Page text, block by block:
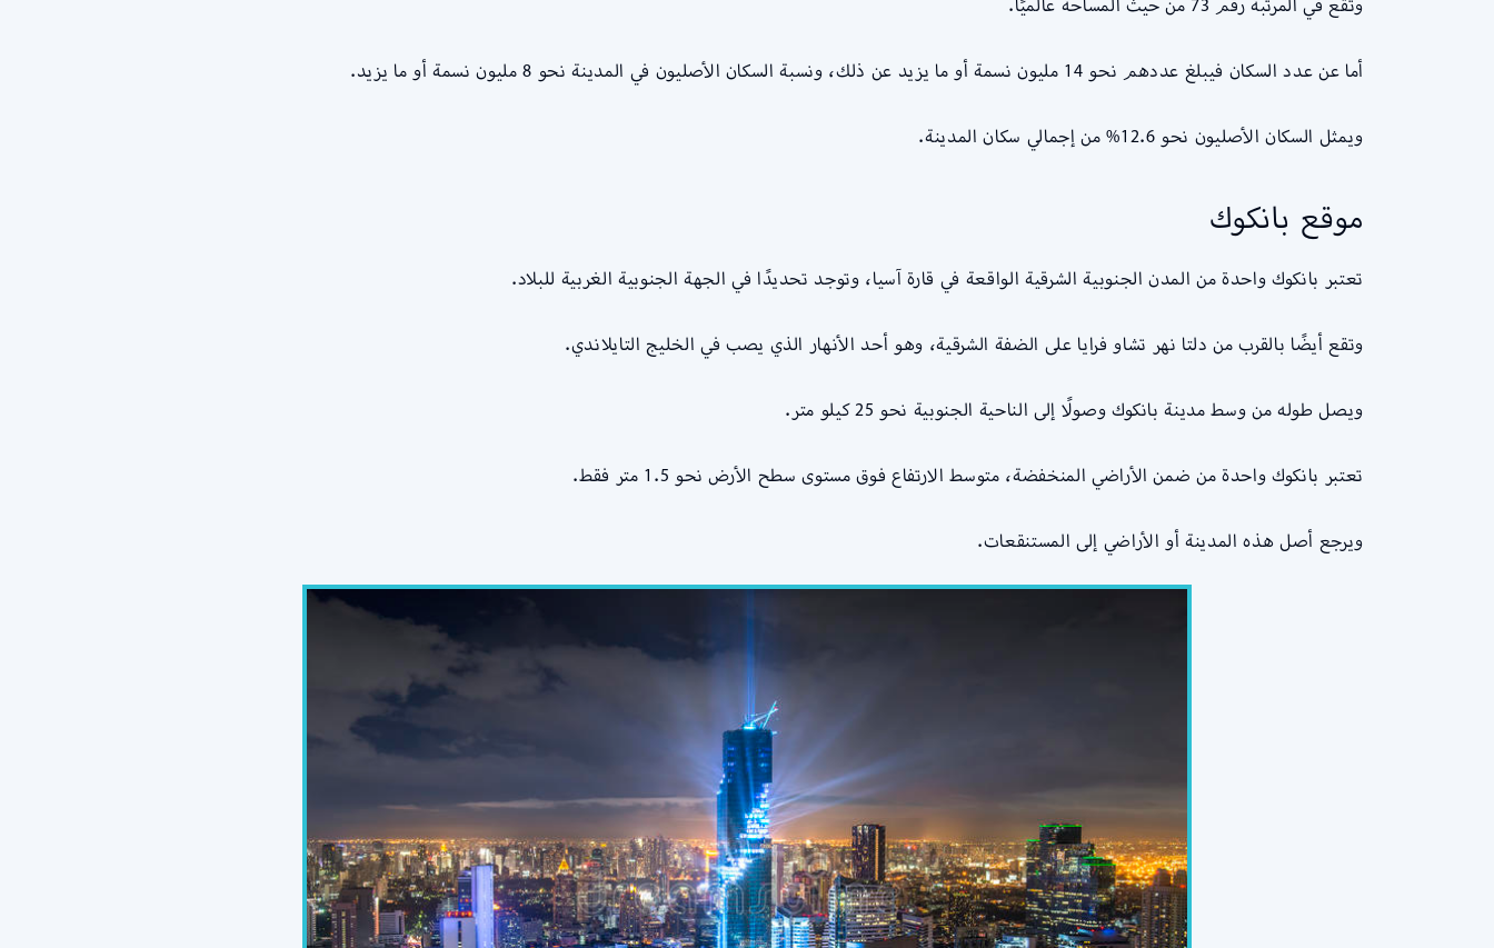
أما عن عدد السكان فيبلغ عددهم نحو 14 مليون نسمة أو ما يزيد عن ذلك، ونسبة السكان الأصليون في المدينة نحو 8 مليون نسمة أو ما يزيد.
ويمثل السكان الأصليون نحو 12.6% من إجمالي سكان المدينة.
موقع بانكوك
تعتبر بانكوك واحدة من المدن الجنوبية الشرقية الواقعة في قارة آسيا، وتوجد تحديدًا في الجهة الجنوبية الغربية للبلاد.
وتقع أيضًا بالقرب من دلتا نهر تشاو فرايا على الضفة الشرقية، وهو أحد الأنهار الذي يصب في الخليج التايلاندي.
ويصل طوله من وسط مدينة بانكوك وصولًا إلى الناحية الجنوبية نحو 25 كيلو متر.
تعتبر بانكوك واحدة من ضمن الأراضي المنخفضة، متوسط الارتفاع فوق مستوى سطح الأرض نحو 1.5 متر فقط.
ويرجع أصل هذه المدينة أو الأراضي إلى المستنقعات.